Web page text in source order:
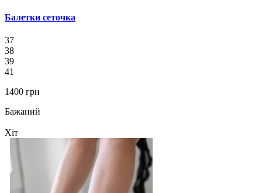
Балетки сеточка
37
38
39
41
1400 грн
Бажаний
Хіт